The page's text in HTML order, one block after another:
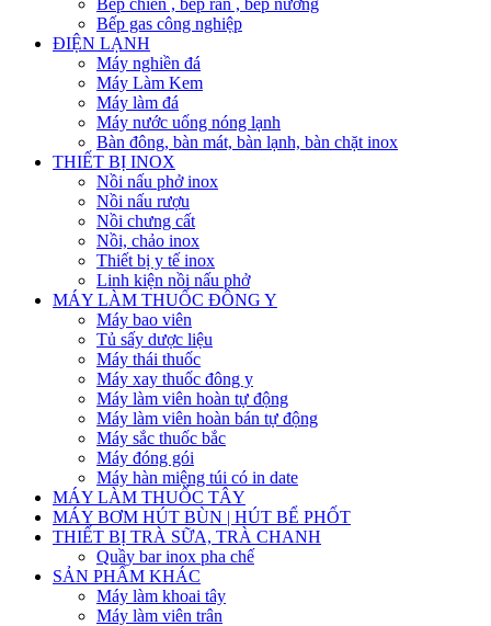
Bếp gas công nghiệp
ĐIỆN LẠNH
Máy nghiền đá
Máy Làm Kem
Máy làm đá
Máy nước uống nóng lạnh
Bàn đông, bàn mát, bàn lạnh, bàn chặt inox
THIẾT BỊ INOX
Nồi nấu phở inox
Nồi nấu rượu
Nồi chưng cất
Nồi, chảo inox
Thiết bị y tế inox
Linh kiện nồi nấu phở
MÁY LÀM THUỐC ĐÔNG Y
Máy bao viên
Tủ sấy dược liệu
Máy thái thuốc
Máy xay thuốc đông y
Máy làm viên hoàn tự động
Máy làm viên hoàn bán tự động
Máy sắc thuốc bắc
Máy đóng gói
Máy hàn miệng túi có in date
MÁY LÀM THUỐC TÂY
MÁY BƠM HÚT BÙN | HÚT BỂ PHỐT
THIẾT BỊ TRÀ SỮA, TRÀ CHANH
Quầy bar inox pha chế
SẢN PHẨM KHÁC
Máy làm khoai tây
Máy làm viên trân